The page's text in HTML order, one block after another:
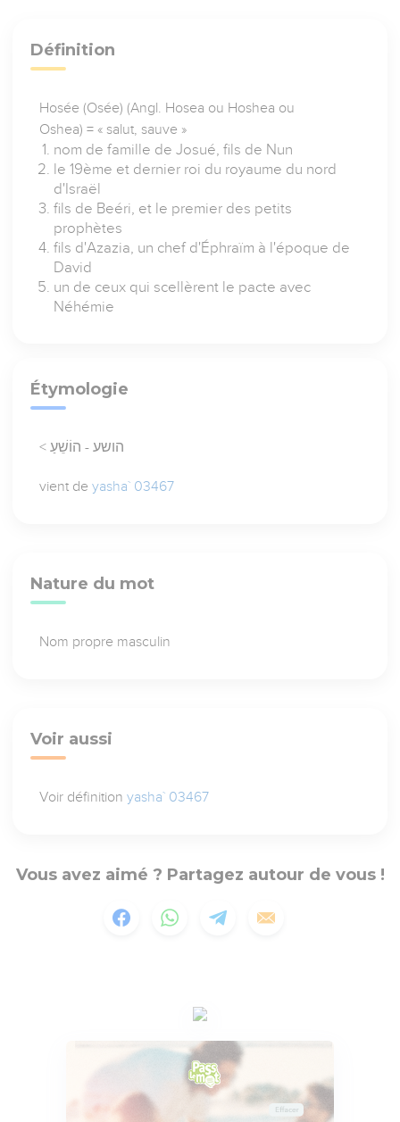
Définition
Hosée (Osée) (Angl. Hosea ou Hoshea ou
Oshea) = « salut, sauve »
nom de famille de Josué, fils de Nun
le 19ème et dernier roi du royaume du nord
d'Israël
fils de Beéri, et le premier des petits
prophètes
fils d'Azazia, un chef d'Éphraïm à l'époque de
David
un de ceux qui scellèrent le pacte avec
Néhémie
Étymologie
< הושע - הוֹשֵׁעַ
vient deyasha` 03467
Nature du mot
Nom propre masculin
Voir aussi
Voir définitionyasha` 03467
Vous avez aimé ? Partagez autour de vous !